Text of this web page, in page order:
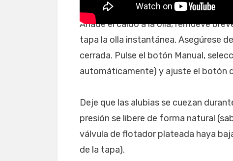
Añade el caldo a la olla, remueve
tapa la olla instantánea. Asegúrese
cerrada. Pulse el botón Manual,
automáticamente) y ajuste el botón
Deje que las alubias se cuezan
presión se libere de forma natural
válvula de flotador plateada haya
de la tapa).